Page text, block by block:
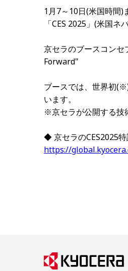
1月7～10日(米国時間
「CES 2025」(米国ネ
京セラのブースコン
Forward"
ブースでは、世界初
います。
※京セラが公開する技
◆ 京セラのCES2025
https://